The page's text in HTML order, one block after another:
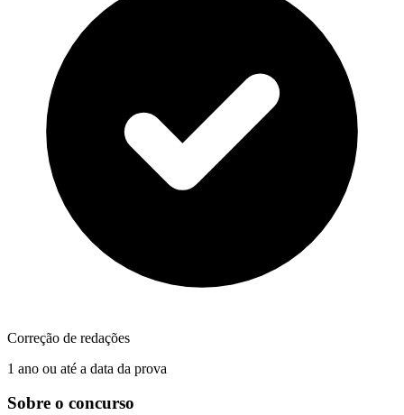
Correção de redações
1 ano ou até a data da prova
Sobre o concurso